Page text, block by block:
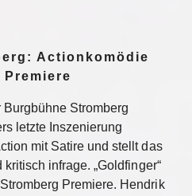
Actionkomödie
Burgbühne Stromberg
letzte Inszenierung
mit Satire und stellt das
infrage. „Goldfinger“
Premiere. Hendrik